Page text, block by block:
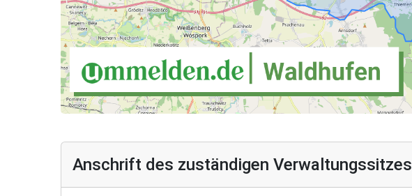
Anschrift des zuständigen Verwaltungssitzes